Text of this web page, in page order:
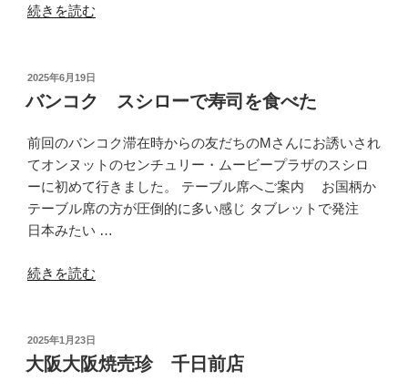
“札
庄
水
の
寿
司
ラ
ン
の
続きを読む
投
日:
2025年6月19日
バンコク スシローで寿司を食べた
前回のバンコク滞在時からの友だちのMさんにお誘いされ
てオンヌットのセンチュリー・ムービープラザのスシロ
ーに初めて行きました。 テーブル席へご案内 お国柄か
テーブル席の方が圧倒的に多い感じ タブレットで発注
日本みたい …
“バ
ク
ス
続きを読む
投
稿
日:
2025年1月23日
大阪大阪焼売珍 千日前店